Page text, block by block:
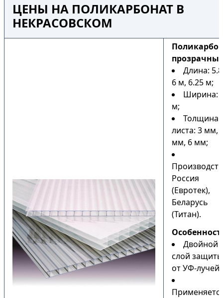
ЦЕНЫ НА ПОЛИКАРБОНАТ В
НЕКРАСОВСКОМ
Длина:
6 м, 6.25 м;
Ширина:
м;
Толщина
листа: 3 мм,
мм, 6 мм;
Россия
(Евротек),
Беларусь
(Титан).
Двойной
слой защиты
от УФ-лучей;